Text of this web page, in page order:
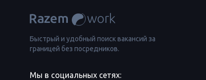
Быстрый и удобный поиск вакансий за
границей без посредников.
Мы в социальных сетях: